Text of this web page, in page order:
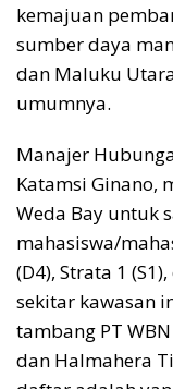
kemajuan
sumber daya
dan Maluku
umumnya.
Manajer
Katamsi Ginano,
Weda Bay untuk
mahasiswa/
(D4), Strata 1
sekitar kawasan
tambang PT
dan Halmahera